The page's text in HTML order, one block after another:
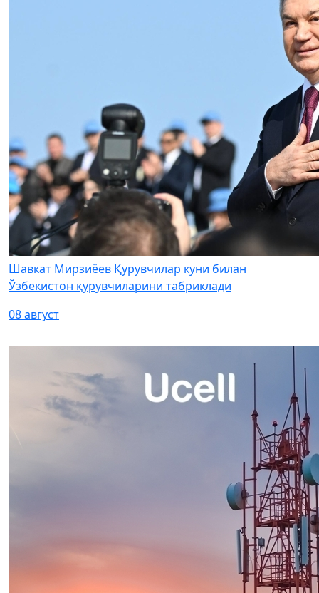
Шавкат Мирзиёев Қурувчилар куни билан
Ўзбекистон қурувчиларини табриклади
08 август